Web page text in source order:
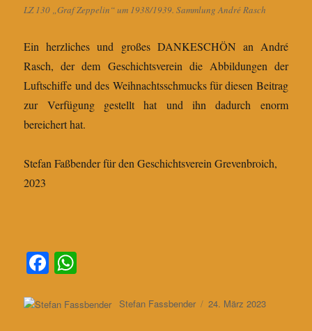
LZ 130 „Graf Zeppelin“ um 1938/1939. Sammlung André Rasch
Ein herzliches und großes DANKESCHÖN an André
Rasch, der dem Geschichtsverein die Abbildungen der
Luftschiffe und des Weihnachtsschmucks für diesen Beitrag
zur Verfügung gestellt hat und ihn dadurch enorm
bereichert hat.
Stefan Faßbender für den Geschichtsverein Grevenbroich,
2023
Fa
bots Autor
Stefan Fassbender
Veröffentlicht
24. März 2023